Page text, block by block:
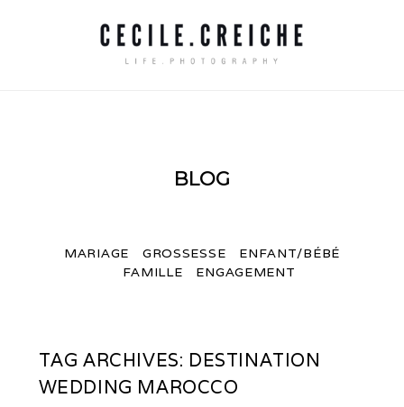
BLOG
MARIAGE GROSSESSE
ENFANT/BÉBÉ
FAMILLE
ENGAGEMENT
TAG ARCHIVES: DESTINATION
WEDDING MAROCCO